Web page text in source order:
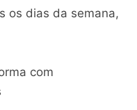
os dias da semana,
com